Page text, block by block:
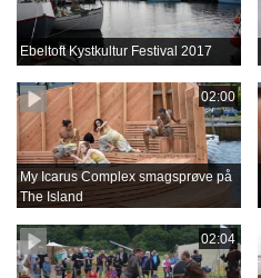
Ebeltoft Kystkultur Festival 2017
02:00
My Icarus Complex smagsprøve på
The Island
02:04